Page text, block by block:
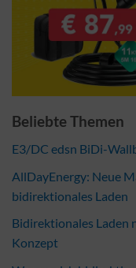
Beliebte Themen
E3/DC edsn BiDi-
AllDayEnergy: Neue
bidirektionales Laden
Bidirektionales Laden
Konzept